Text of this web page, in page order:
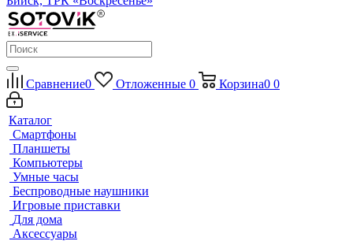
Сравнение0 Отложенные 0 Корзина0 0
Каталог
Смартфоны
Планшеты
Компьютеры
Умные часы
Беспроводные наушники
Игровые приставки
Для дома
Аксессуары